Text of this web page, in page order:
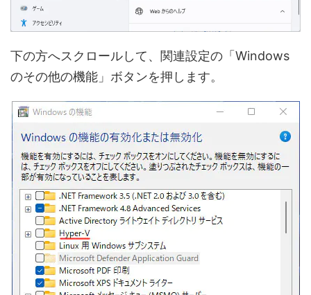
下の方へスクロールして、関連設定の「Windows
のその他の機能」ボタンを押します。